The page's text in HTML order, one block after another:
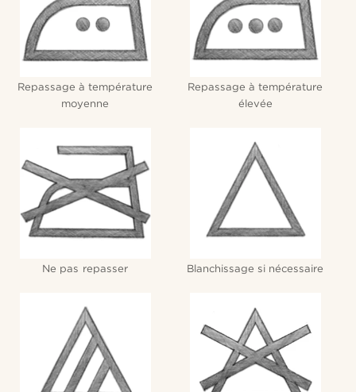
Repassage à température
moyenne
Repassage à température
élevée
Ne pas repasser Blanchissage si nécessaire